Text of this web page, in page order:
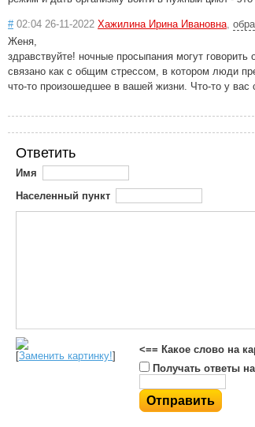
#02:04 26-11-2022 Хажилина Ирина Ивановна,
Женя,
здравствуйте! ночные просыпания могут
связано как с общим стрессом, в котором люди
что-то произошедшее в вашей жизни. Что-то у вас
Ответить
Имя
Населенный пункт
[Заменить картинку!]
<== Какое слово на
Получать ответы